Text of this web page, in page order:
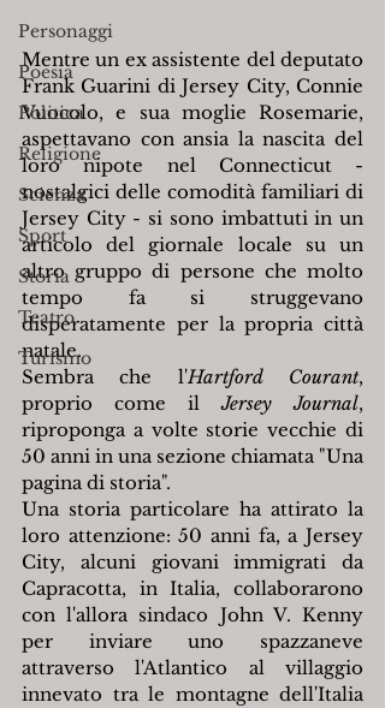
Personaggi
Poesia
Politica
Religione
Scienza
Sport
Storia
Teatro
Turismo
Mentre un ex assistente del deputato
Frank Guarini di Jersey City, Connie
Vuocolo, e sua moglie Rosemarie,
aspettavano con ansia la nascita del
loro nipote nel Connecticut -
nostalgici delle comodità familiari di
Jersey City - si sono imbattuti in un
articolo del giornale locale su un
altro gruppo di persone che molto
tempo fa si struggevano
disperatamente per la propria città
natale.
Sembra che l'Hartford Courant,
proprio come il Jersey Journal,
riproponga a volte storie vecchie di
50 anni in una sezione chiamata "Una
pagina di storia".
Una storia particolare ha attirato la
loro attenzione: 50 anni fa, a Jersey
City, alcuni giovani immigrati da
Capracotta, in Italia, collaborarono
con l'allora sindaco John V. Kenny
per inviare uno spazzaneve
attraverso l'Atlantico al villaggio
innevato tra le montagne dell'Italia